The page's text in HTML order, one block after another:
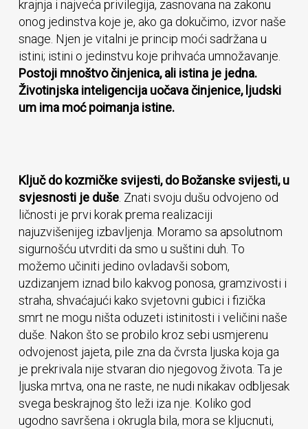
krajnja i najveća privilegija, zasnovana na zakonu
onog jedinstva koje je, ako ga dokučimo, izvor naše
snage. Njen je vitalni je princip moći sadržana u
istini; istini o jedinstvu koje prihvaća umnožavanje.
Postoji mnoštvo činjenica, ali istina je jedna.
Životinjska inteligencija uočava činjenice, ljudski
um ima moć poimanja istine.
Ključ do kozmičke svijesti, do Božanske svijesti, u
svjesnosti je duše. Znati svoju dušu odvojeno od
ličnosti je prvi korak prema realizaciji
najuzvišenijeg izbavljenja. Moramo sa apsolutnom
sigurnošću utvrditi da smo u suštini duh. To
možemo učiniti jedino ovladavši sobom,
uzdizanjem iznad bilo kakvog ponosa, gramzivosti i
straha, shvaćajući kako svjetovni gubici i fizička
smrt ne mogu ništa oduzeti istinitosti i veličini naše
duše. Nakon što se probilo kroz sebi usmjerenu
odvojenost jajeta, pile zna da čvrsta ljuska koja ga
je prekrivala nije stvaran dio njegovog života. Ta je
ljuska mrtva, ona ne raste, ne nudi nikakav odbljesak
svega beskrajnog što leži iza nje. Koliko god
ugodno savršena i okrugla bila, mora se kljucnuti,